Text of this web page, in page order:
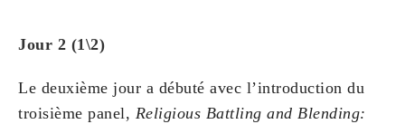
Jour 2 (1\2)
Le deuxième jour a débuté avec l’introduction du
troisième panel, Religious Battling and Blending: